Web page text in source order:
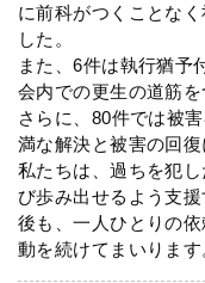
に前科がつくことな
した。
また、6件は執行猶予
会内での更生の道筋を
さらに、80件では被
満な解決と被害の回復
私たちは、過ちを犯
び歩み出せるよう支
後も、一人ひとりの
動を続けてまいります